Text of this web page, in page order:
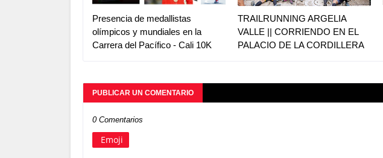
Presencia de medallistas
olímpicos y mundiales en la
Carrera del Pacífico - Cali 10K
TRAILRUNNING ARGELIA
VALLE || CORRIENDO EN EL
PALACIO DE LA CORDILLERA
PUBLICAR UN COMENTARIO
0 Comentarios
Emoji